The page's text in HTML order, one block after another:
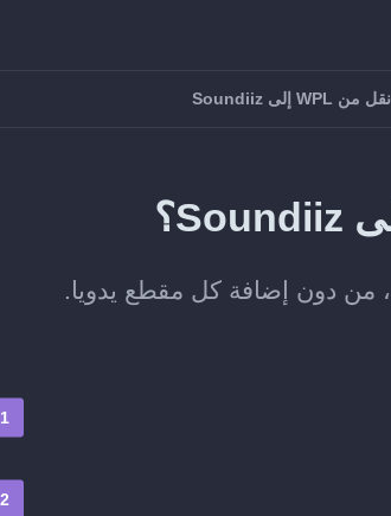
نقل من WPL إلى Soundiiz